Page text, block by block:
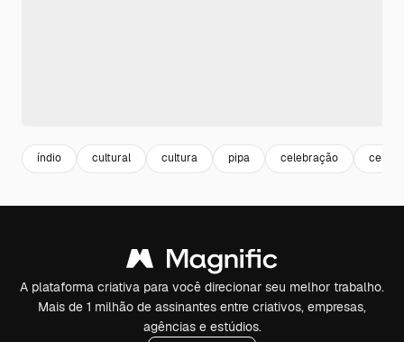
índio cultural cultura pipa celebração
A plataforma criativa para você direcionar seu melhor trabalho.
Mais de 1 milhão de assinantes entre criativos, empresas,
agências e estúdios.